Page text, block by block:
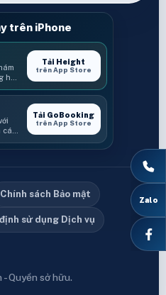
trên iPhone
hệ
Tải Height
trên App Store
Tải GoBooking
trên App Store
Chính sách Bảo mật
sử dụng Dịch vụ
- Quyền sở hữu.